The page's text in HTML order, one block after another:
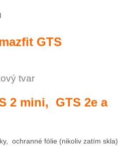
p
y
ý
p
GTS
tvar
2 mini, GTS 2e a
ochranné fólie (nikoliv zatím skla)